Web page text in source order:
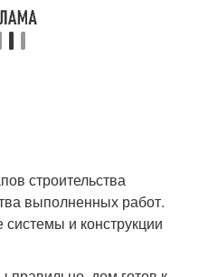
строительства
выполненных работ.
и конструкции